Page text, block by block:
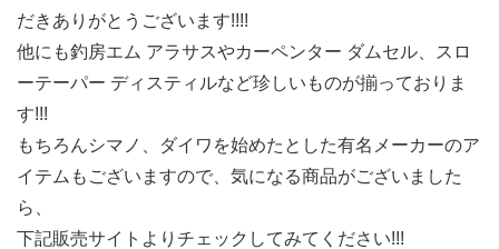
だきありがとうございます!!!!
他にも釣房エム アラサスやカーペンター ダムセル、スロ
ーテーパー ディスティルなど珍しいものが揃っておりま
す!!!
もちろんシマノ、ダイワを始めたとした有名メーカーのア
イテムもございますので、気になる商品がございました
ら、
下記販売サイトよりチェックしてみてください!!!